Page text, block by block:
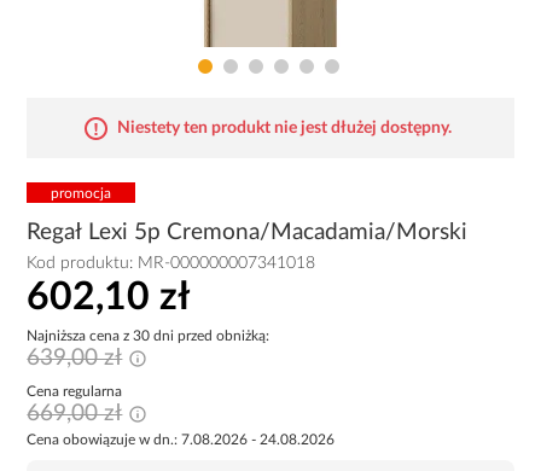
Niestety ten produkt nie jest dłużej dostępny.
promocja
Regał Lexi 5p Cremona/Macadamia/Morski
Kod produktu: MR-000000007341018
602,10 zł
Najniższa cena z 30 dni przed obniżką:
639,00 zł
Cena regularna
669,00 zł
Cena obowiązuje w dn.: 7.08.2026 - 24.08.2026